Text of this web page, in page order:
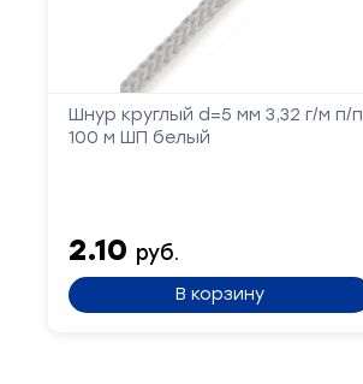
Шнур круглый d=5 мм 3,32 г/м п/п
100 м ШП белый
2.10 руб.
В корзину